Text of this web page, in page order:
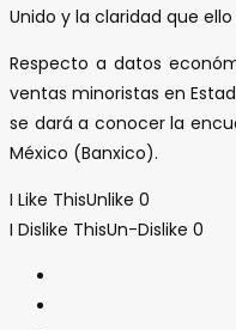
Unido y la claridad que
Respecto a datos
ventas minoristas en
se dará a conocer la
México (Banxico).
I Like ThisUnlike 0
I Dislike ThisUn-Dislike 0